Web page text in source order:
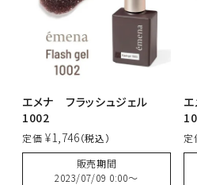
エメナ フラッシュジェル
1002
定価 ¥1,746
販売期間
2023/07/09 0:00〜
定